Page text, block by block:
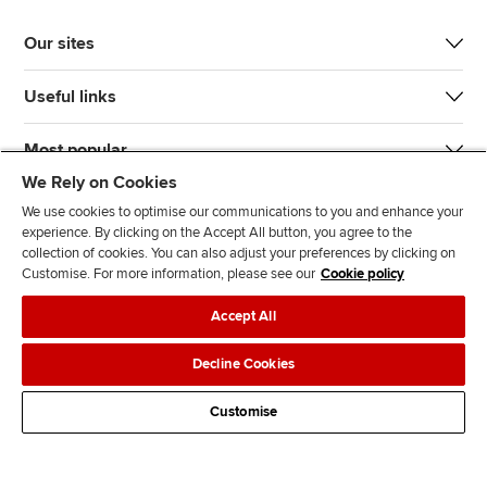
Our sites
Useful links
Most popular
n
s
l
l
o
w
l
l
o
w
T
k
d
s
Legal policiesData protection & cookies
AdvertisingSite mapContact us
We Rely on Cookies
We use cookies to optimise our communications to you and enhance your
experience. By clicking on the Accept All button, you agree to the
collection of cookies. You can also adjust your preferences by clicking on
Customise. For more information, please see our Cookie policy
Accept All
Decline Cookies
Customise